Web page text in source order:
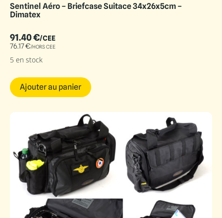
Sentinel Aéro – Briefcase Suitace 34x26x5cm –
Dimatex
91.40€/CEE
76.17€/HORS CEE
5 en stock
Ajouter au panier